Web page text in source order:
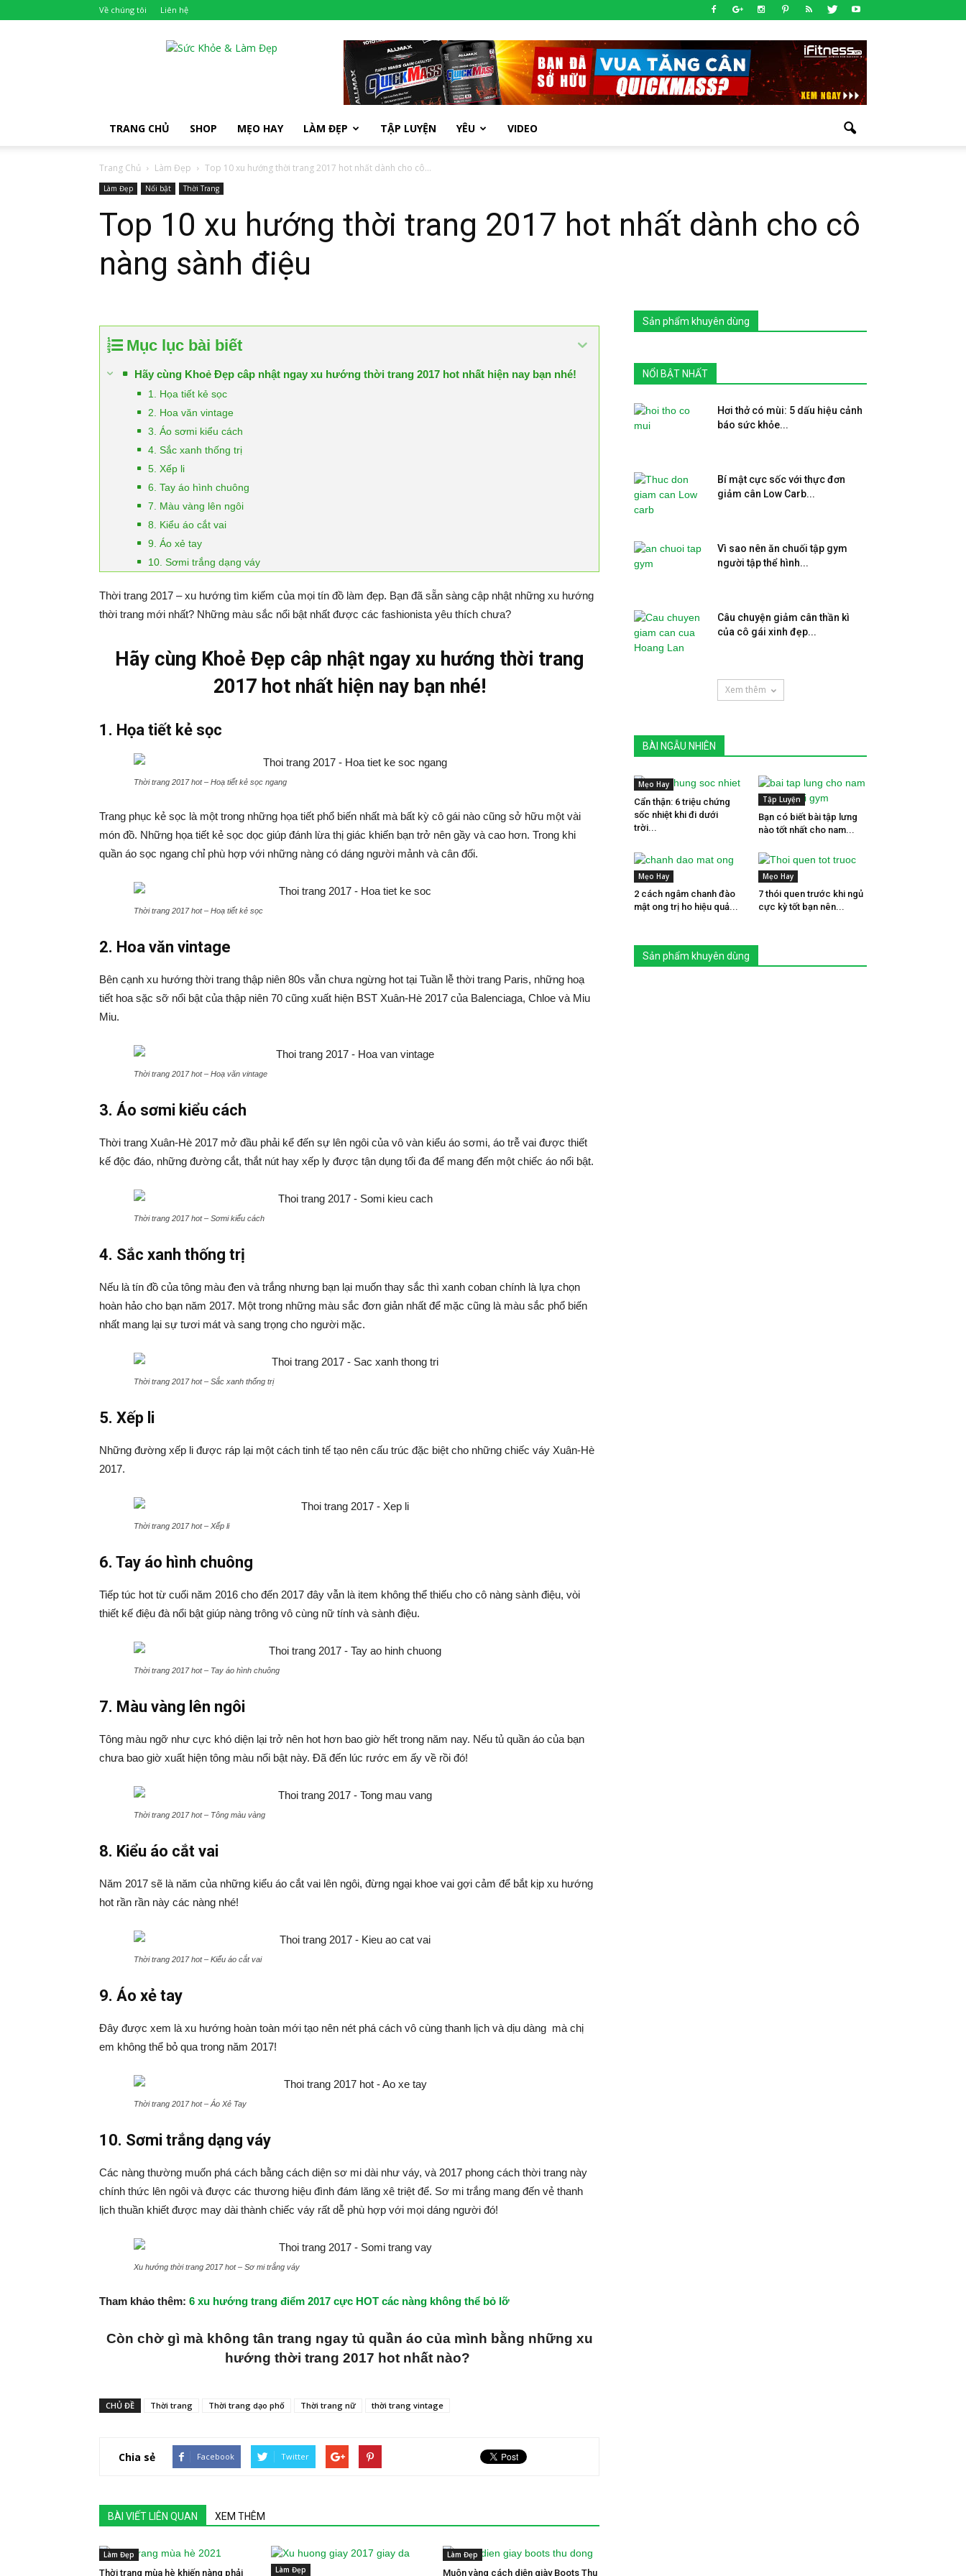
Về chúng tôi Liên hệ
TRANG CHỦ SHOP MẸO HAY LÀM ĐẸP TẬP LUYỆN YÊU VIDEO
Trang Chủ Làm Đẹp Top 10 xu hướng thời trang 2017 hot nhất dành cho cô...
Làm Đẹp Nổi bật Thời Trang
Top 10 xu hướng thời trang 2017 hot nhất dành cho cô
nàng sành điệu
Mục lục bài biết
Hãy cùng Khoẻ Đẹp câp nhật ngay xu hướng thời trang 2017 hot nhất hiện nay bạn nhé!
1. Họa tiết kẻ sọc
2. Hoa văn vintage
3. Áo sơmi kiểu cách
4. Sắc xanh thống trị
5. Xếp li
6. Tay áo hình chuông
7. Màu vàng lên ngôi
8. Kiểu áo cắt vai
9. Áo xẻ tay
10. Sơmi trắng dạng váy
Thời trang 2017 – xu hướng tìm kiếm của mọi tín đồ làm đẹp. Bạn đã sẵn sàng cập nhật những xu hướng
thời trang mới nhất? Những màu sắc nổi bật nhất được các fashionista yêu thích chưa?
Hãy cùng Khoẻ Đẹp câp nhật ngay xu hướng thời trang
2017 hot nhất hiện nay bạn nhé!
1. Họa tiết kẻ sọc
Thời trang 2017 hot – Hoạ tiết kẻ sọc ngang
Trang phục kẻ sọc là một trong những họa tiết phổ biến nhất mà bất kỳ cô gái nào cũng sở hữu một vài
món đồ. Những họa tiết kẻ sọc dọc giúp đánh lừa thị giác khiến bạn trở nên gầy và cao hơn. Trong khi
quần áo sọc ngang chỉ phù hợp với những nàng có dáng người mảnh và cân đối.
Thời trang 2017 hot – Hoạ tiết kẻ sọc
2. Hoa văn vintage
Bên cạnh xu hướng thời trang thập niên 80s vẫn chưa ngừng hot tại Tuần lễ thời trang Paris, những hoạ
tiết hoa sặc sỡ nổi bật của thập niên 70 cũng xuất hiện BST Xuân-Hè 2017 của Balenciaga, Chloe và Miu
Miu.
Thời trang 2017 hot – Hoạ văn vintage
3. Áo sơmi kiểu cách
Thời trang Xuân-Hè 2017 mở đầu phải kể đến sự lên ngôi của vô vàn kiểu áo sơmi, áo trễ vai được thiết
kế độc đáo, những đường cắt, thắt nút hay xếp ly được tận dụng tối đa để mang đến một chiếc áo nổi bật.
Thời trang 2017 hot – Sơmi kiểu cách
4. Sắc xanh thống trị
Nếu là tín đồ của tông màu đen và trắng nhưng bạn lại muốn thay sắc thì xanh coban chính là lựa chọn
hoàn hảo cho bạn năm 2017. Một trong những màu sắc đơn giản nhất để mặc cũng là màu sắc phổ biến
nhất mang lại sự tươi mát và sang trọng cho người mặc.
Thời trang 2017 hot – Sắc xanh thống trị
5. Xếp li
Những đường xếp li được ráp lại một cách tinh tế tạo nên cấu trúc đặc biệt cho những chiếc váy Xuân-Hè
2017.
Thời trang 2017 hot – Xếp li
6. Tay áo hình chuông
Tiếp túc hot từ cuối năm 2016 cho đến 2017 đây vẫn là item không thể thiếu cho cô nàng sành điệu, vòi
thiết kế điệu đà nổi bật giúp nàng trông vô cùng nữ tính và sành điệu.
Thời trang 2017 hot – Tay áo hình chuông
7. Màu vàng lên ngôi
Tông màu ngỡ như cực khó diện lại trở nên hot hơn bao giờ hết trong năm nay. Nếu tủ quần áo của bạn
chưa bao giờ xuất hiện tông màu nổi bật này. Đã đến lúc rước em ấy về rồi đó!
Thời trang 2017 hot – Tông màu vàng
8. Kiểu áo cắt vai
Năm 2017 sẽ là năm của những kiểu áo cắt vai lên ngôi, đừng ngại khoe vai gợi cảm để bắt kịp xu hướng
hot rần rần này các nàng nhé!
Thời trang 2017 hot – Kiểu áo cắt vai
9. Áo xẻ tay
Đây được xem là xu hướng hoàn toàn mới tạo nên nét phá cách vô cùng thanh lịch và dịu dàng mà chị
em không thể bỏ qua trong năm 2017!
Thời trang 2017 hot – Áo Xẻ Tay
10. Sơmi trắng dạng váy
Các nàng thường muốn phá cách bằng cách diện sơ mi dài như váy, và 2017 phong cách thời trang này
chính thức lên ngôi và được các thương hiệu đình đám lăng xê triệt để. Sơ mi trắng mang đến vẻ thanh
lịch thuần khiết được may dài thành chiếc váy rất dễ phù hợp với mọi dáng người đó!
Xu hướng thời trang 2017 hot – Sơ mi trắng váy
Tham khảo thêm: 6 xu hướng trang điểm 2017 cực HOT các nàng không thể bỏ lỡ
Còn chờ gì mà không tân trang ngay tủ quần áo của mình bằng những xu
hướng thời trang 2017 hot nhất nào?
CHỦ ĐỀ Thời trang Thời trang dạo phố Thời trang nữ thời trang vintage
Chia sẻ Facebook Twitter
BÀI VIẾT LIÊN QUAN XEM THÊM
Làm Đẹp
Thời trang mùa hè khiến nàng phải Làm Đẹp
Làm Đẹp
Muôn vàng cách diện giày Boots Thu
Sản phẩm khuyên dùng
NỔI BẬT NHẤT
Hơi thở có mùi: 5 dấu hiệu cảnh
báo sức khỏe...
Bí mật cực sốc với thực đơn
giảm cân Low Carb...
Vì sao nên ăn chuối tập gym
người tập thể hình...
Câu chuyện giảm cân thần kì
của cô gái xinh đẹp...
Xem thêm
BÀI NGẪU NHIÊN
Mẹo Hay
Cẩn thận: 6 triệu chứng
sốc nhiệt khi đi dưới
trời...
Tập Luyện
Bạn có biết bài tập lưng
nào tốt nhất cho nam...
Mẹo Hay
2 cách ngâm chanh đào
mật ong trị ho hiệu quả...
Mẹo Hay
7 thói quen trước khi ngủ
cực kỳ tốt bạn nên...
Sản phẩm khuyên dùng